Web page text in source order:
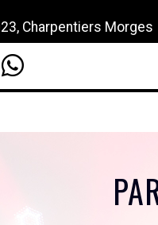
Charpentiers Morges